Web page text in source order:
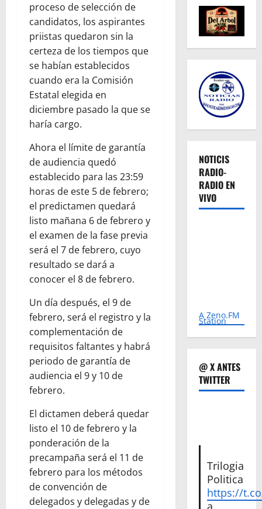
proceso de selección de
candidatos, los aspirantes
priistas quedaron sin la
certeza de los tiempos que
se habían establecidos
cuando era la Comisión
Estatal elegida en
diciembre pasado la que se
haría cargo.
Ahora el límite de garantía
de audiencia quedó
establecido para las 23:59
horas de este 5 de febrero;
el predictamen quedará
listo mañana 6 de febrero y
el examen de la fase previa
será el 7 de febrero, cuyo
resultado se dará a
conocer el 8 de febrero.
Un día después, el 9 de
febrero, será el registro y la
complementación de
requisitos faltantes y habrá
periodo de garantía de
audiencia el 9 y 10 de
febrero.
El dictamen deberá quedar
listo el 10 de febrero y la
ponderación de la
precampaña será el 11 de
febrero para los métodos
de convención de
delegados y delegadas y de
NOTICIS
RADIO-
RADIO EN
VIVO
A Zeno.FM
Station
@ X ANTES
TWITTER
Trilogia
Politica
https://